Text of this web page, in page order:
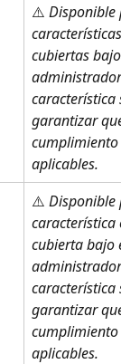
⚠️
cubiertas
característica
garantizar
aplicables.
⚠️
característica
cubierta bajo
característica
garantizar
aplicables.